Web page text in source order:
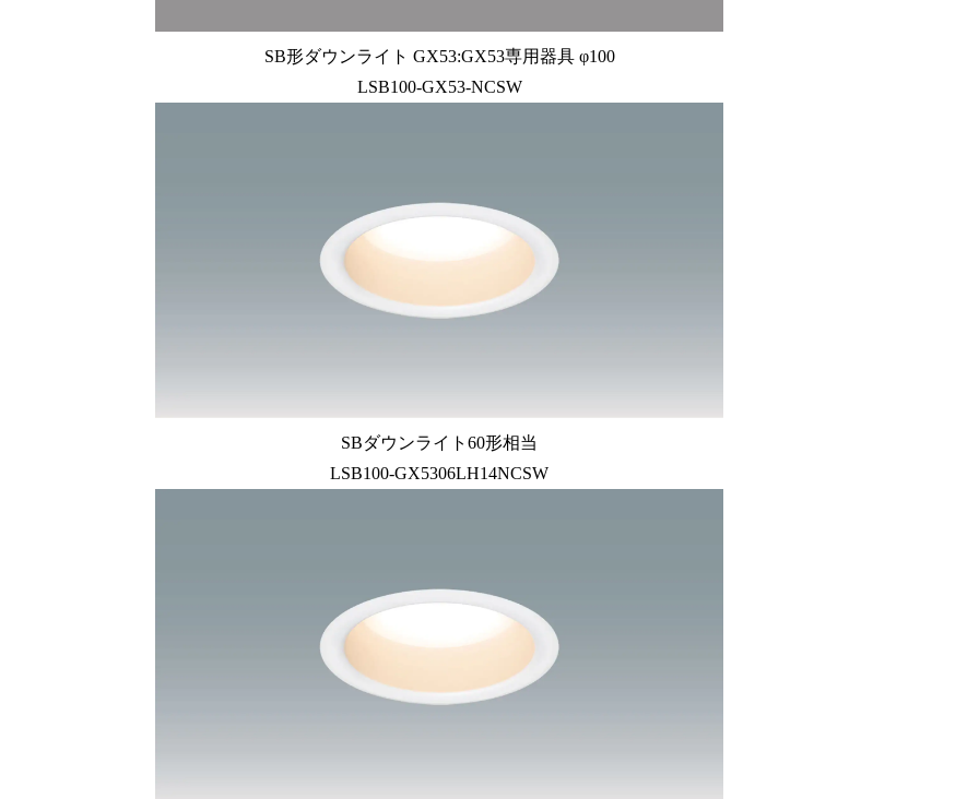
SB形ダウンライト GX53:GX53専用器具 φ100
LSB100-GX53-NCSW
SBダウンライト60形相当
LSB100-GX5306LH14NCSW